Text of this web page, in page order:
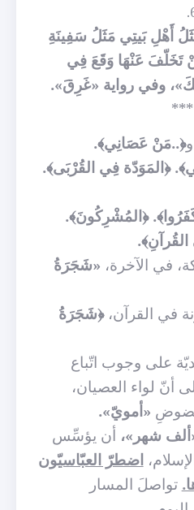
أَهْلِ بَيتِي مَثَلُ سَفِينَةِ
تَخَلّفَ عَنْهَا وَقَعَ فِي
وفي رواية «غَرِقَ».
***
و﴿..مَنْ عَصَانِي﴾.
﴿المَوَدّة فِي القُرْبَى﴾.
﴿المُشْرِكُونَ﴾.
في الآخرة، «شَجَرَةُ
في القرآن،﴿شَجَرَةُ
على وجوب اتّباع
أنّ لواء العصيان،
«أمويّ».
شهر»، أن يؤسِّس
اضطرّ العبّاسيّون
تواصلَ المسار